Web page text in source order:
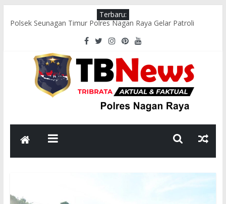
Terbaru:
Polsek Seunagan Timur Polres Nagan Raya Gelar Patroli
Dialogis, Perkuat Sinergi dengan Masyarakat Jaga Kamtibmas
Wakapolres Nagan Raya Hadiri Pelepasan Kontingen Pramuka
Menuju Cibubur di Pendopo Bupati
Polsek Kuala Pesisir Imbau Nelayan Utamakan Keselamatan di
Tengah Cuaca Ekstrem
Polres Nagan Raya Gelar Olahraga Bersama dan Beladiri Polri
untuk Tingkatkan Kebugaran Personel
Wakapolres Nagan Raya Himbau Seluruh Personel Tingkatkan
Disiplin dan Profesionalisme